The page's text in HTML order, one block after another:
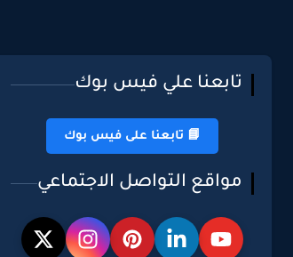
تابعنا علي فيس بوك
📘 تابعنا على فيس بوك
مواقع التواصل الاجتماعي